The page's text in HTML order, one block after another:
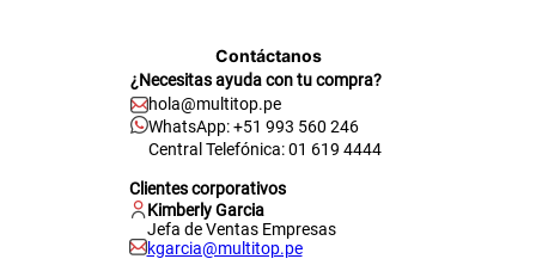
Contáctanos
¿Necesitas ayuda con tu compra?
hola@multitop.pe
WhatsApp: +51 993 560 246
Central Telefónica: 01 619 4444
Clientes corporativos
Kimberly Garcia
Jefa de Ventas Empresas
kgarcia@multitop.pe